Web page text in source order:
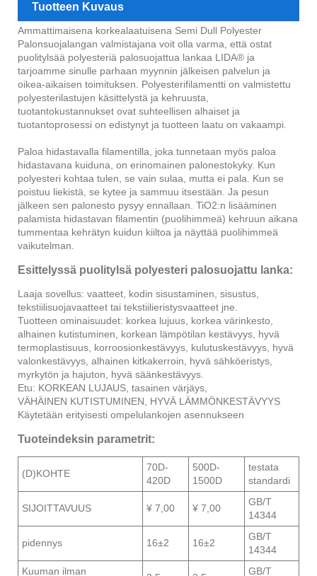
Tuotteen Kuvaus
Ammattimaisena korkealaatuisena Semi Dull Polyester
Palonsuojalangan valmistajana voit olla varma, että ostat
puolitylsää polyesteriä palosuojattua lankaa LIDA® ja
tarjoamme sinulle parhaan myynnin jälkeisen palvelun ja
oikea-aikaisen toimituksen. Polyesterifilamentti on valmistettu
polyesterilastujen käsittelystä ja kehruusta,
tuotantokustannukset ovat suhteellisen alhaiset ja
tuotantoprosessi on edistynyt ja tuotteen laatu on vakaampi.
Paloa hidastavalla filamentilla, joka tunnetaan myös paloa
hidastavana kuiduna, on erinomainen palonestokyky. Kun
polyesteri kohtaa tulen, se vain sulaa, mutta ei pala. Kun se
poistuu liekistä, se kytee ja sammuu itsestään. Ja pesun
jälkeen sen palonesto pysyy ennallaan. TiO2:n lisääminen
palamista hidastavan filamentin (puolihimmeä) kehruun aikana
tummentaa kehrätyn kuidun kiiltoa ja näyttää puolihimmeä
vaikutelman.
Esittelyssä puolitylsä ​​polyesteri palosuojattu lanka:
Laaja sovellus: vaatteet, kodin sisustaminen, sisustus,
tekstiilisuojavaatteet tai tekstiilieristysvaatteet jne.
Tuotteen ominaisuudet: korkea lujuus, korkea värinkesto,
alhainen kutistuminen, korkean lämpötilan kestävyys, hyvä
termoplastisuus, korroosionkestävyys, kulutuskestävyys, hyvä
valonkestävyys, alhainen kitkakerroin, hyvä sähköeristys,
myrkytön ja hajuton, hyvä säänkestävyys.
Etu: KORKEAN LUJAUS, tasainen värjäys,
VÄHÄINEN KUTISTUMINEN, HYVÄ LÄMMÖNKESTÄVYYS
Käytetään erityisesti ompelulankojen asennukseen
Tuoteindeksin parametrit:
(D)KOHTE
70D-
420D
500D-
1500D
testata
standardi
SIJOITTAVUUS ¥ 7,00 ¥ 7,00
GB/T
14344
pidennys 16±2 16±2
GB/T
14344
Kuuman ilman
GB/T